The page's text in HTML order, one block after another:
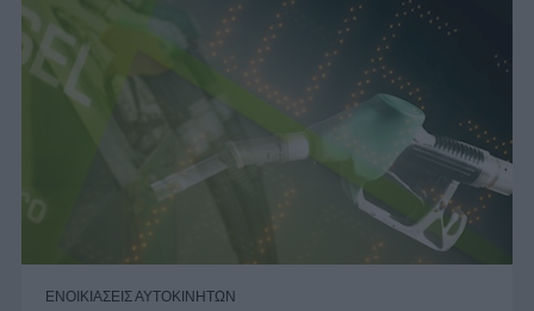
ΕΝΟΙΚΙΑΣΕΙΣ ΑΥΤΟΚΙΝΗΤΩΝ